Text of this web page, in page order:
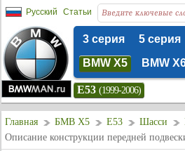
Русский Статьи
3 серия 5 серия
BMW X5
BMW
E53 (1999-2006)
Главная БМВ Х5 E53 Шасси
Описание конструкции передней